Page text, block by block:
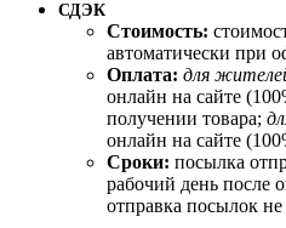
СДЭК
Стоимость:
автоматически при
Оплата: для
онлайн на сайте
получении товара;
онлайн на сайте
Сроки: посылка
рабочий день после
отправка посылок не